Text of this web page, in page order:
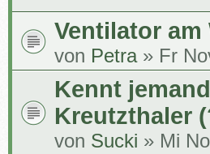
Ventilator am
von Petra» Fr
Kennt
Kreutzthaler
von Sucki » Mi